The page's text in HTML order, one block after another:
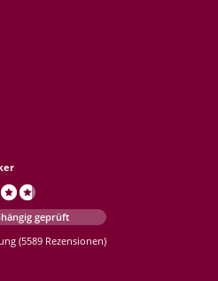
geprüft
(5589 Rezensionen)